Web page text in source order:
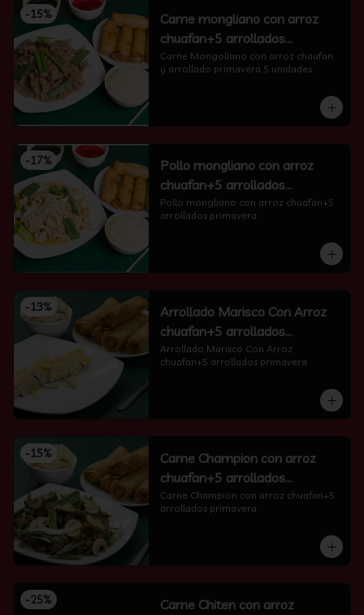
-15%
Carne mongliano con arroz
chuafan+5 arrollados
primavera
Carne Mongoliano con arroz chaufan
y arrollado primavera 5 unidades.
-17%
Pollo mongliano con arroz
chuafan+5 arrollados
primavera
Pollo mongliano con arroz chuafan+5
arrollados primavera
-13%
Arrollado Marisco Con Arroz
chuafan+5 arrollados
primavera
Arrollado Marisco Con Arroz
chuafan+5 arrollados primavera
-15%
Carne Champion con arroz
chuafan+5 arrollados
primavera
Carne Champion con arroz chuafan+5
arrollados primavera
-25%
Carne Chiten con arroz